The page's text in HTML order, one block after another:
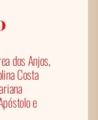
dos Anjos,
Costa
e